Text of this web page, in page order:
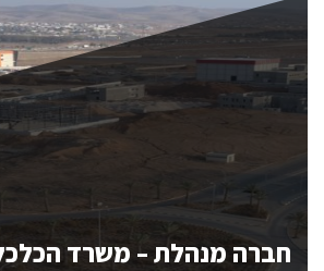
חברה מנהלת – משרד